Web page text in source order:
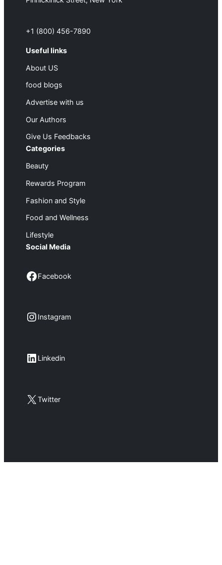
+1 (800) 456-7890
Useful links
About US
food blogs
Advertise with us
Our Authors
Give Us Feedbacks
Categories
Beauty
Rewards Program
Fashion and Style
Food and Wellness
Lifestyle
Social Media
Facebook Facebook
Instagram Instagram
LinkedIn Linkedin
X Twitter